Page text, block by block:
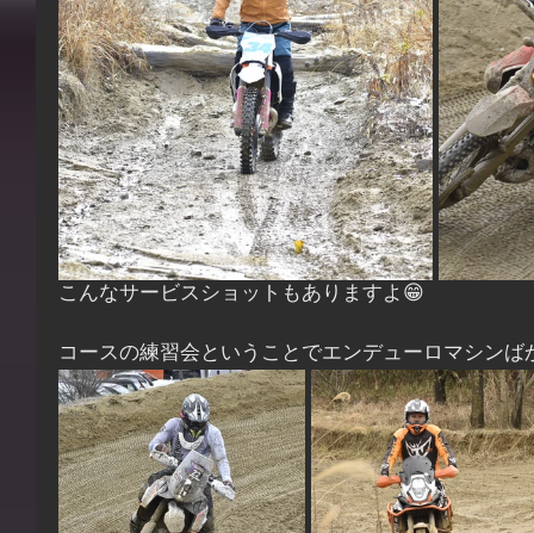
こんなサービスショットもありますよ😁
コースの練習会ということでエンデューロマシン